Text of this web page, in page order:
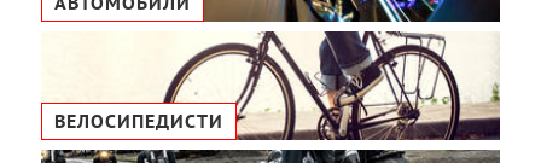
ВЕЛОСИПЕДИСТИ